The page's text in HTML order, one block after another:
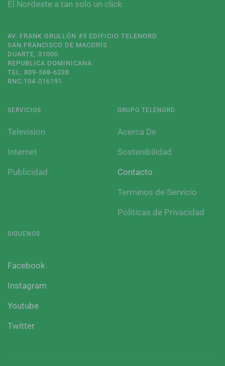
El Nordeste a tan solo un click
AV. FRANK GRULLÓN #5 EDIFICIO TELENORD
SAN FRANCISCO DE MACORÍS
DUARTE, 31000
REPUBLICA DOMINICANA
TEL: 809-588-6238
RNC:104-016191
SERVICIOS
Television
Internet
Publicidad
GRUPO TELENORD
Acerca De
Sostenibilidad
Contacto
Terminos de Servicio
Politicas de Privacidad
SIGUENOS
Facebook
Instagram
Youtube
Twitter